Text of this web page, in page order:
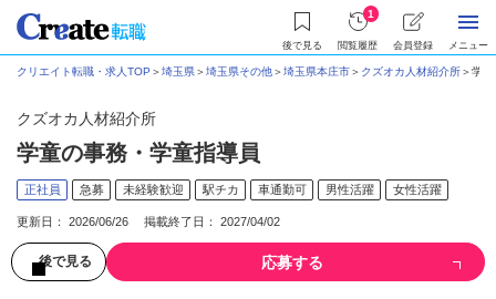
後で見る
1
閲覧履歴 会員登録 メニュー
クリエイト転職・求人TOP ＞埼玉県＞埼玉県その他＞埼玉県本庄市＞ クズオカ人材紹介所＞学童
クズオカ人材紹介所
学童の事務・学童指導員
正社員 急募 未経験歓迎 駅チカ 車通勤可 男性活躍 女性活躍
更新日： 2026/06/26 掲載終了日： 2027/04/02
後で見る 応募する